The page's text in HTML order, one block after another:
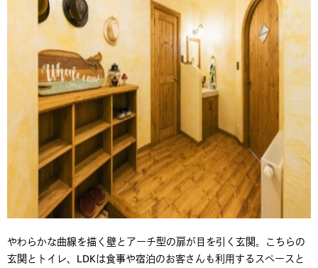
やわらかな曲線を描く壁とアーチ型の扉が目を引く玄関。こちらの
玄関とトイレ、LDKは食事や宿泊のお客さんも利用するスペースと